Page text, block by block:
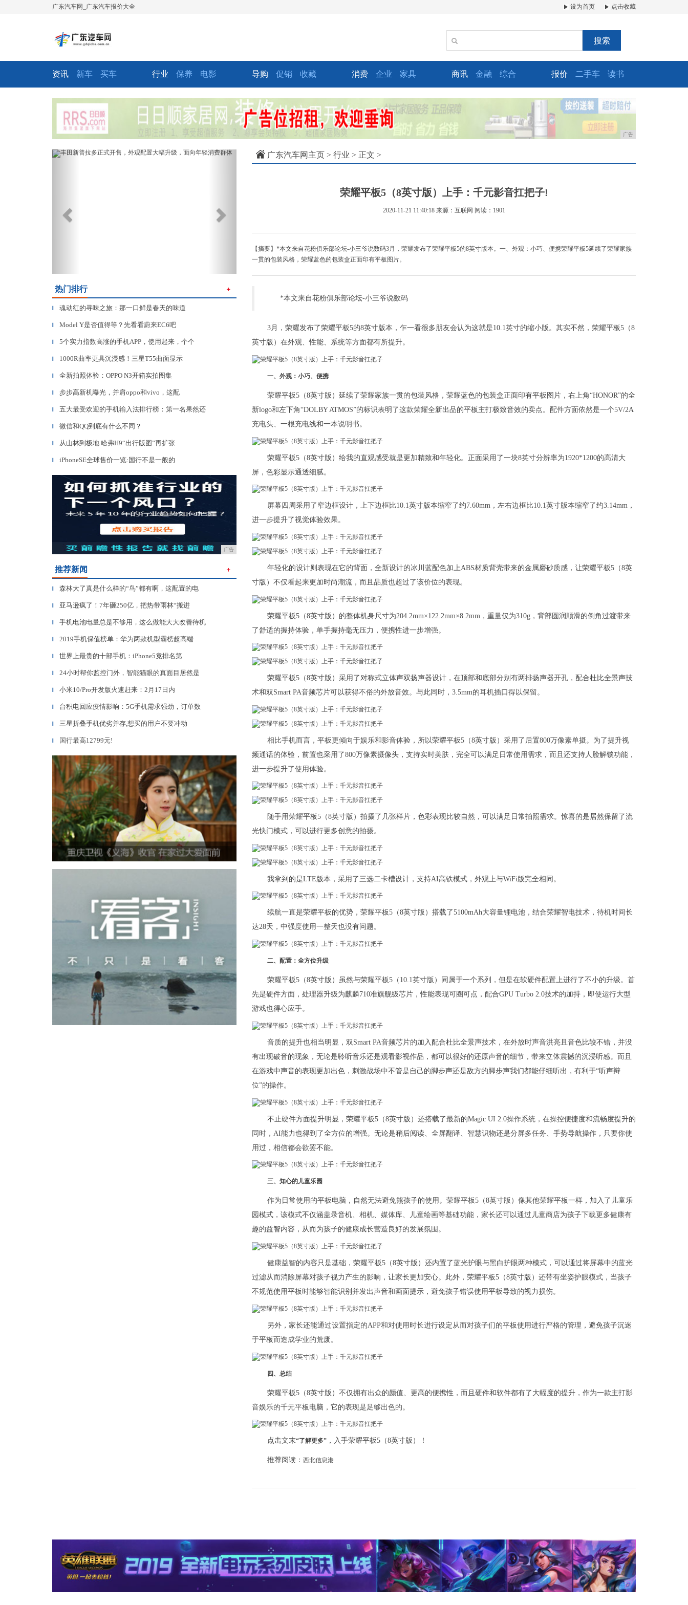
广东汽车网_广东汽车报价大全 设为首页 点击收藏
搜索
资讯 新车 买车 行业 保养 电影 导购 促销 收藏 消费 企业 家具 商讯 金融 综合 报价 二手车 读书
广告
Previous Next
热门排行 ＋
▎ 魂动红的寻味之旅：那一口鲜是春天的味道
▎ Model Y是否值得等？先看看蔚来EC6吧
▎ 5个实力指数高涨的手机APP，使用起来，个个
▎ 1000R曲率更具沉浸感！三星T55曲面显示
▎ 全新拍照体验：OPPO N3开箱实拍图集
▎ 步步高新机曝光，并肩oppo和vivo，这配
▎ 五大最受欢迎的手机输入法排行榜：第一名果然还
▎ 微信和QQ到底有什么不同？
▎ 从山林到极地 哈弗H9“出行版图”再扩张
▎ iPhoneSE全球售价一览:国行不是一般的
广告
推荐新闻 ＋
▎ 森林大了真是什么样的“鸟”都有啊，这配置的电
▎ 亚马逊疯了！7年砸250亿，把热带雨林“搬进
▎ 手机电池电量总是不够用，这么做能大大改善待机
▎ 2019手机保值榜单：华为两款机型霸榜超高端
▎ 世界上最贵的十部手机：iPhone5竟排名第
▎ 24小时帮你监控门外，智能猫眼的真面目居然是
▎ 小米10/Pro开发版火速赶来：2月17日内
▎ 台积电回应疫情影响：5G手机需求强劲，订单数
▎ 三星折叠手机优劣并存,想买的用户不要冲动
▎ 国行最高12799元!
广东汽车网主页 > 行业 > 正文 >
荣耀平板5（8英寸版）上手：千元影音扛把子!
2020-11-21 11:40:18 来源：互联网 阅读：1901
【摘要】*本文来自花粉俱乐部论坛-小三爷说数码3月，荣耀发布了荣耀平板5的8英寸版本。一、外观：小巧、便携荣耀平板5延续了荣耀家族
一贯的包装风格，荣耀蓝色的包装盒正面印有平板图片。
*本文来自花粉俱乐部论坛-小三爷说数码
3月，荣耀发布了荣耀平板5的8英寸版本，乍一看很多朋友会认为这就是10.1英寸的缩小版。其实不然，荣耀平板5（8
英寸版）在外观、性能、系统等方面都有所提升。
一、外观：小巧、便携
荣耀平板5（8英寸版）延续了荣耀家族一贯的包装风格，荣耀蓝色的包装盒正面印有平板图片，右上角“HONOR”的全
新logo和左下角“DOLBY ATMOS”的标识表明了这款荣耀全新出品的平板主打极致音效的卖点。配件方面依然是一个5V/2A
充电头、一根充电线和一本说明书。
荣耀平板5（8英寸版）给我的直观感受就是更加精致和年轻化。正面采用了一块8英寸分辨率为1920*1200的高清大
屏，色彩显示通透细腻。
屏幕四周采用了窄边框设计，上下边框比10.1英寸版本缩窄了约7.60mm，左右边框比10.1英寸版本缩窄了约3.14mm，
进一步提升了视觉体验效果。
年轻化的设计则表现在它的背面，全新设计的冰川蓝配色加上ABS材质背壳带来的金属磨砂质感，让荣耀平板5（8英
寸版）不仅看起来更加时尚潮流，而且品质也超过了该价位的表现。
荣耀平板5（8英寸版）的整体机身尺寸为204.2mm×122.2mm×8.2mm，重量仅为310g，背部圆润顺滑的倒角过渡带来
了舒适的握持体验，单手握持毫无压力，便携性进一步增强。
荣耀平板5（8英寸版）采用了对称式立体声双扬声器设计，在顶部和底部分别有两排扬声器开孔，配合杜比全景声技
术和双Smart PA音频芯片可以获得不俗的外放音效。与此同时，3.5mm的耳机插口得以保留。
相比手机而言，平板更倾向于娱乐和影音体验，所以荣耀平板5（8英寸版）采用了后置800万像素单摄。为了提升视
频通话的体验，前置也采用了800万像素摄像头，支持实时美肤，完全可以满足日常使用需求，而且还支持人脸解锁功能，
进一步提升了使用体验。
随手用荣耀平板5（8英寸版）拍摄了几张样片，色彩表现比较自然，可以满足日常拍照需求。惊喜的是居然保留了流
光快门模式，可以进行更多创意的拍摄。
我拿到的是LTE版本，采用了三选二卡槽设计，支持AI高铁模式，外观上与WiFi版完全相同。
续航一直是荣耀平板的优势，荣耀平板5（8英寸版）搭载了5100mAh大容量锂电池，结合荣耀智电技术，待机时间长
达28天，中强度使用一整天也没有问题。
二、配置：全方位升级
荣耀平板5（8英寸版）虽然与荣耀平板5（10.1英寸版）同属于一个系列，但是在软硬件配置上进行了不小的升级。首
先是硬件方面，处理器升级为麒麟710准旗舰级芯片，性能表现可圈可点，配合GPU Turbo 2.0技术的加持，即使运行大型
游戏也得心应手。
音质的提升也相当明显，双Smart PA音频芯片的加入配合杜比全景声技术，在外放时声音洪亮且音色比较不错，并没
有出现破音的现象，无论是聆听音乐还是观看影视作品，都可以很好的还原声音的细节，带来立体震撼的沉浸听感。而且
在游戏中声音的表现更加出色，刺激战场中不管是自己的脚步声还是敌方的脚步声我们都能仔细听出，有利于“听声辩
位”的操作。
不止硬件方面提升明显，荣耀平板5（8英寸版）还搭载了最新的Magic UI 2.0操作系统，在操控便捷度和流畅度提升的
同时，AI能力也得到了全方位的增强。无论是稍后阅读、全屏翻译、智慧识物还是分屏多任务、手势导航操作，只要你使
用过，相信都会欲罢不能。
三、知心的儿童乐园
作为日常使用的平板电脑，自然无法避免熊孩子的使用。荣耀平板5（8英寸版）像其他荣耀平板一样，加入了儿童乐
园模式，该模式不仅涵盖录音机、相机、媒体库、儿童绘画等基础功能，家长还可以通过儿童商店为孩子下载更多健康有
趣的益智内容，从而为孩子的健康成长营造良好的发展氛围。
健康益智的内容只是基础，荣耀平板5（8英寸版）还内置了蓝光护眼与黑白护眼两种模式，可以通过将屏幕中的蓝光
过滤从而消除屏幕对孩子视力产生的影响，让家长更加安心。此外，荣耀平板5（8英寸版）还带有坐姿护眼模式，当孩子
不规范使用平板时能够智能识别并发出声音和画面提示，避免孩子错误使用平板导致的视力损伤。
另外，家长还能通过设置指定的APP和对使用时长进行设定从而对孩子们的平板使用进行严格的管理，避免孩子沉迷
于平板而造成学业的荒废。
四、总结
荣耀平板5（8英寸版）不仅拥有出众的颜值、更高的便携性，而且硬件和软件都有了大幅度的提升，作为一款主打影
音娱乐的千元平板电脑，它的表现是足够出色的。
点击文末“了解更多” ，入手荣耀平板5（8英寸版）！
推荐阅读： 西北信息港